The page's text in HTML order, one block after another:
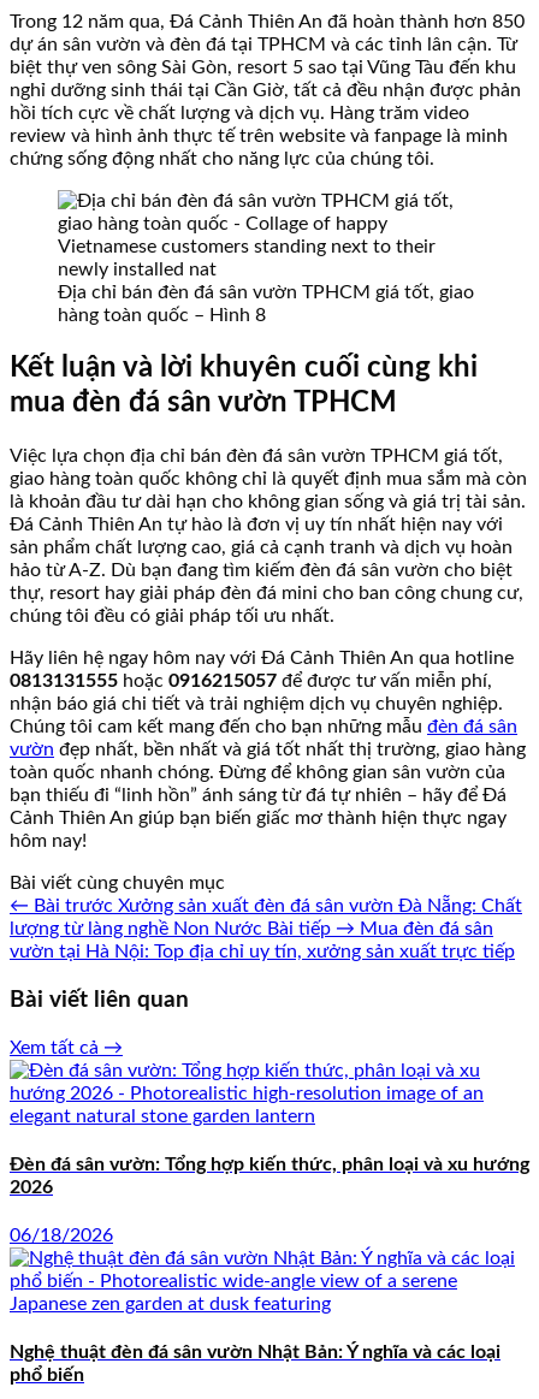
Trong 12 năm qua, Đá Cảnh Thiên An đã hoàn thành hơn 850
dự án sân vườn và đèn đá tại TPHCM và các tỉnh lân cận. Từ
biệt thự ven sông Sài Gòn, resort 5 sao tại Vũng Tàu đến khu
nghỉ dưỡng sinh thái tại Cần Giờ, tất cả đều nhận được phản
hồi tích cực về chất lượng và dịch vụ. Hàng trăm video
review và hình ảnh thực tế trên website và fanpage là minh
chứng sống động nhất cho năng lực của chúng tôi.
Địa chỉ bán đèn đá sân vườn TPHCM giá tốt, giao
hàng toàn quốc – Hình 8
Kết luận và lời khuyên cuối cùng khi
mua đèn đá sân vườn TPHCM
Việc lựa chọn địa chỉ bán đèn đá sân vườn TPHCM giá tốt,
giao hàng toàn quốc không chỉ là quyết định mua sắm mà còn
là khoản đầu tư dài hạn cho không gian sống và giá trị tài sản.
Đá Cảnh Thiên An tự hào là đơn vị uy tín nhất hiện nay với
sản phẩm chất lượng cao, giá cả cạnh tranh và dịch vụ hoàn
hảo từ A-Z. Dù bạn đang tìm kiếm đèn đá sân vườn cho biệt
thự, resort hay giải pháp đèn đá mini cho ban công chung cư,
chúng tôi đều có giải pháp tối ưu nhất.
Hãy liên hệ ngay hôm nay với Đá Cảnh Thiên An qua hotline
0813131555 hoặc 0916215057 để được tư vấn miễn phí,
nhận báo giá chi tiết và trải nghiệm dịch vụ chuyên nghiệp.
Chúng tôi cam kết mang đến cho bạn những mẫu đèn đá sân
vườn đẹp nhất, bền nhất và giá tốt nhất thị trường, giao hàng
toàn quốc nhanh chóng. Đừng để không gian sân vườn của
bạn thiếu đi “linh hồn” ánh sáng từ đá tự nhiên – hãy để Đá
Cảnh Thiên An giúp bạn biến giấc mơ thành hiện thực ngay
hôm nay!
Bài viết cùng chuyên mục
← Bài trước Xưởng sản xuất đèn đá sân vườn Đà Nẵng: Chất
lượng từ làng nghề Non Nước Bài tiếp → Mua đèn đá sân
vườn tại Hà Nội: Top địa chỉ uy tín, xưởng sản xuất trực tiếp
Bài viết liên quan
Xem tất cả →
Đèn đá sân vườn: Tổng hợp kiến thức, phân loại và xu hướng
2026
06/18/2026
Nghệ thuật đèn đá sân vườn Nhật Bản: Ý nghĩa và các loại
phổ biến